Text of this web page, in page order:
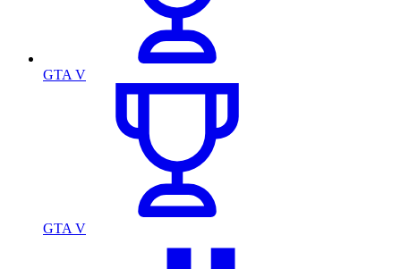
GTA V
GTA V